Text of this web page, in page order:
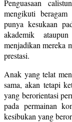
Penguasaan
mengikuti
punya kesukaan
akademik
menjadikan mereka
prestasi.
Anak yang telat
sama, akan tetapi
yang berorientasi
pada permainan
kesibukan yang